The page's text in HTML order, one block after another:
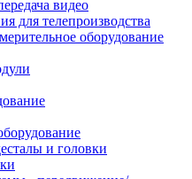
видео
для телепроизводства
оборудование
и головки